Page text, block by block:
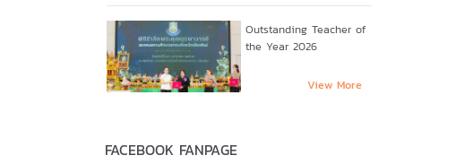
Outstanding Teacher of
the Year 2026
View More
FACEBOOK FANPAGE